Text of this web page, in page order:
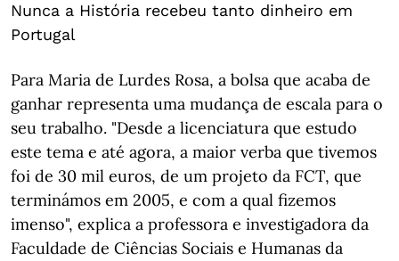
Nunca a História recebeu tanto dinheiro em
Portugal
Para Maria de Lurdes Rosa, a bolsa que acaba de
ganhar representa uma mudança de escala para o
seu trabalho. "Desde a licenciatura que estudo
este tema e até agora, a maior verba que tivemos
foi de 30 mil euros, de um projeto da FCT, que
terminámos em 2005, e com a qual fizemos
imenso", explica a professora e investigadora da
Faculdade de Ciências Sociais e Humanas da